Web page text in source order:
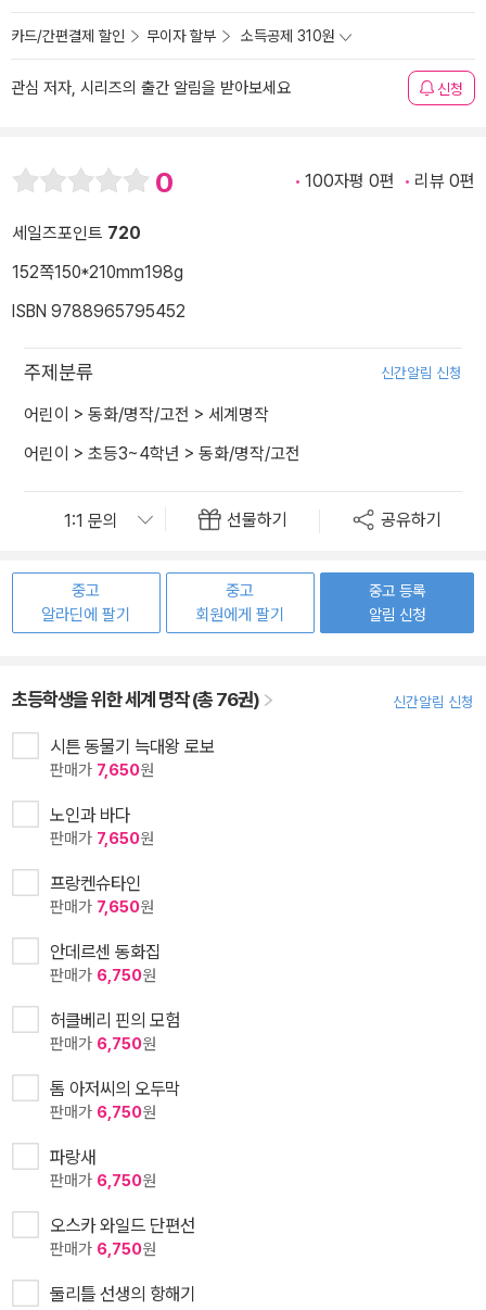
카드/간편결제 할인 무이자 할부 소득공제 310원
관심 저자, 시리즈의 출간 알림을 받아보세요 신청
0 100자평 0편 리뷰 0편
세일즈포인트 720
152쪽150*210mm198g
ISBN 9788965795452
주제분류 신간알림 신청
어린이 > 동화/명작/고전 > 세계명작
어린이 > 초등3~4학년 > 동화/명작/고전
선물하기 공유하기
중고
알라딘에 팔기
중고
회원에게 팔기
중고 등록
알림 신청
초등학생을 위한 세계 명작 (총 76권) 신간알림 신청
시튼 동물기 늑대왕 로보
판매가 7,650원
노인과 바다
판매가 7,650원
프랑켄슈타인
판매가 7,650원
안데르센 동화집
판매가 6,750원
허클베리 핀의 모험
판매가 6,750원
톰 아저씨의 오두막
판매가 6,750원
파랑새
판매가 6,750원
오스카 와일드 단편선
판매가 6,750원
둘리틀 선생의 항해기